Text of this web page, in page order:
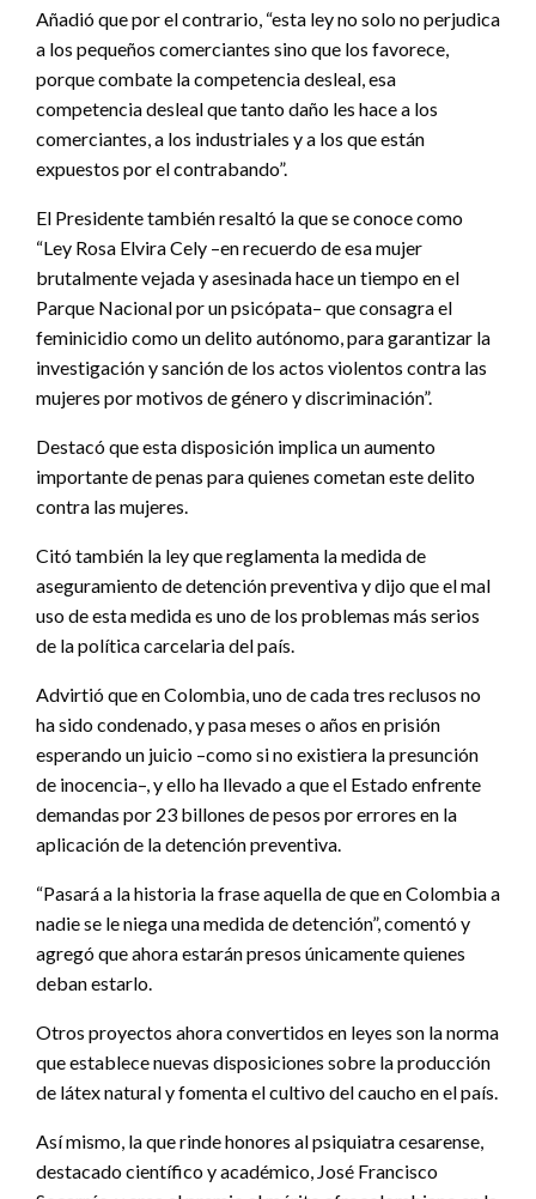
Añadió que por el contrario, “esta ley no solo no perjudica
a los pequeños comerciantes sino que los favorece,
porque combate la competencia desleal, esa
competencia desleal que tanto daño les hace a los
comerciantes, a los industriales y a los que están
expuestos por el contrabando”.
El Presidente también resaltó la que se conoce como
“Ley Rosa Elvira Cely –en recuerdo de esa mujer
brutalmente vejada y asesinada hace un tiempo en el
Parque Nacional por un psicópata– que consagra el
feminicidio como un delito autónomo, para garantizar la
investigación y sanción de los actos violentos contra las
mujeres por motivos de género y discriminación”.
Destacó que esta disposición implica un aumento
importante de penas para quienes cometan este delito
contra las mujeres.
Citó también la ley que reglamenta la medida de
aseguramiento de detención preventiva y dijo que el mal
uso de esta medida es uno de los problemas más serios
de la política carcelaria del país.
Advirtió que en Colombia, uno de cada tres reclusos no
ha sido condenado, y pasa meses o años en prisión
esperando un juicio –como si no existiera la presunción
de inocencia–, y ello ha llevado a que el Estado enfrente
demandas por 23 billones de pesos por errores en la
aplicación de la detención preventiva.
“Pasará a la historia la frase aquella de que en Colombia a
nadie se le niega una medida de detención”, comentó y
agregó que ahora estarán presos únicamente quienes
deban estarlo.
Otros proyectos ahora convertidos en leyes son la norma
que establece nuevas disposiciones sobre la producción
de látex natural y fomenta el cultivo del caucho en el país.
Así mismo, la que rinde honores al psiquiatra cesarense,
destacado científico y académico, José Francisco